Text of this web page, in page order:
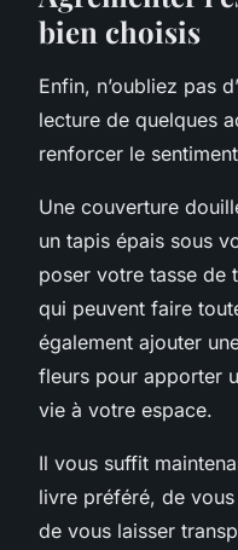
bien choisis
Enfin, n’oubliez pas
lecture de quelques
renforcer le
Une couverture
un tapis épais sous
poser votre tasse de
qui peuvent faire
également ajouter
fleurs pour apporter
vie à votre espace.
Il vous suffit
livre préféré, de
de vous laisser